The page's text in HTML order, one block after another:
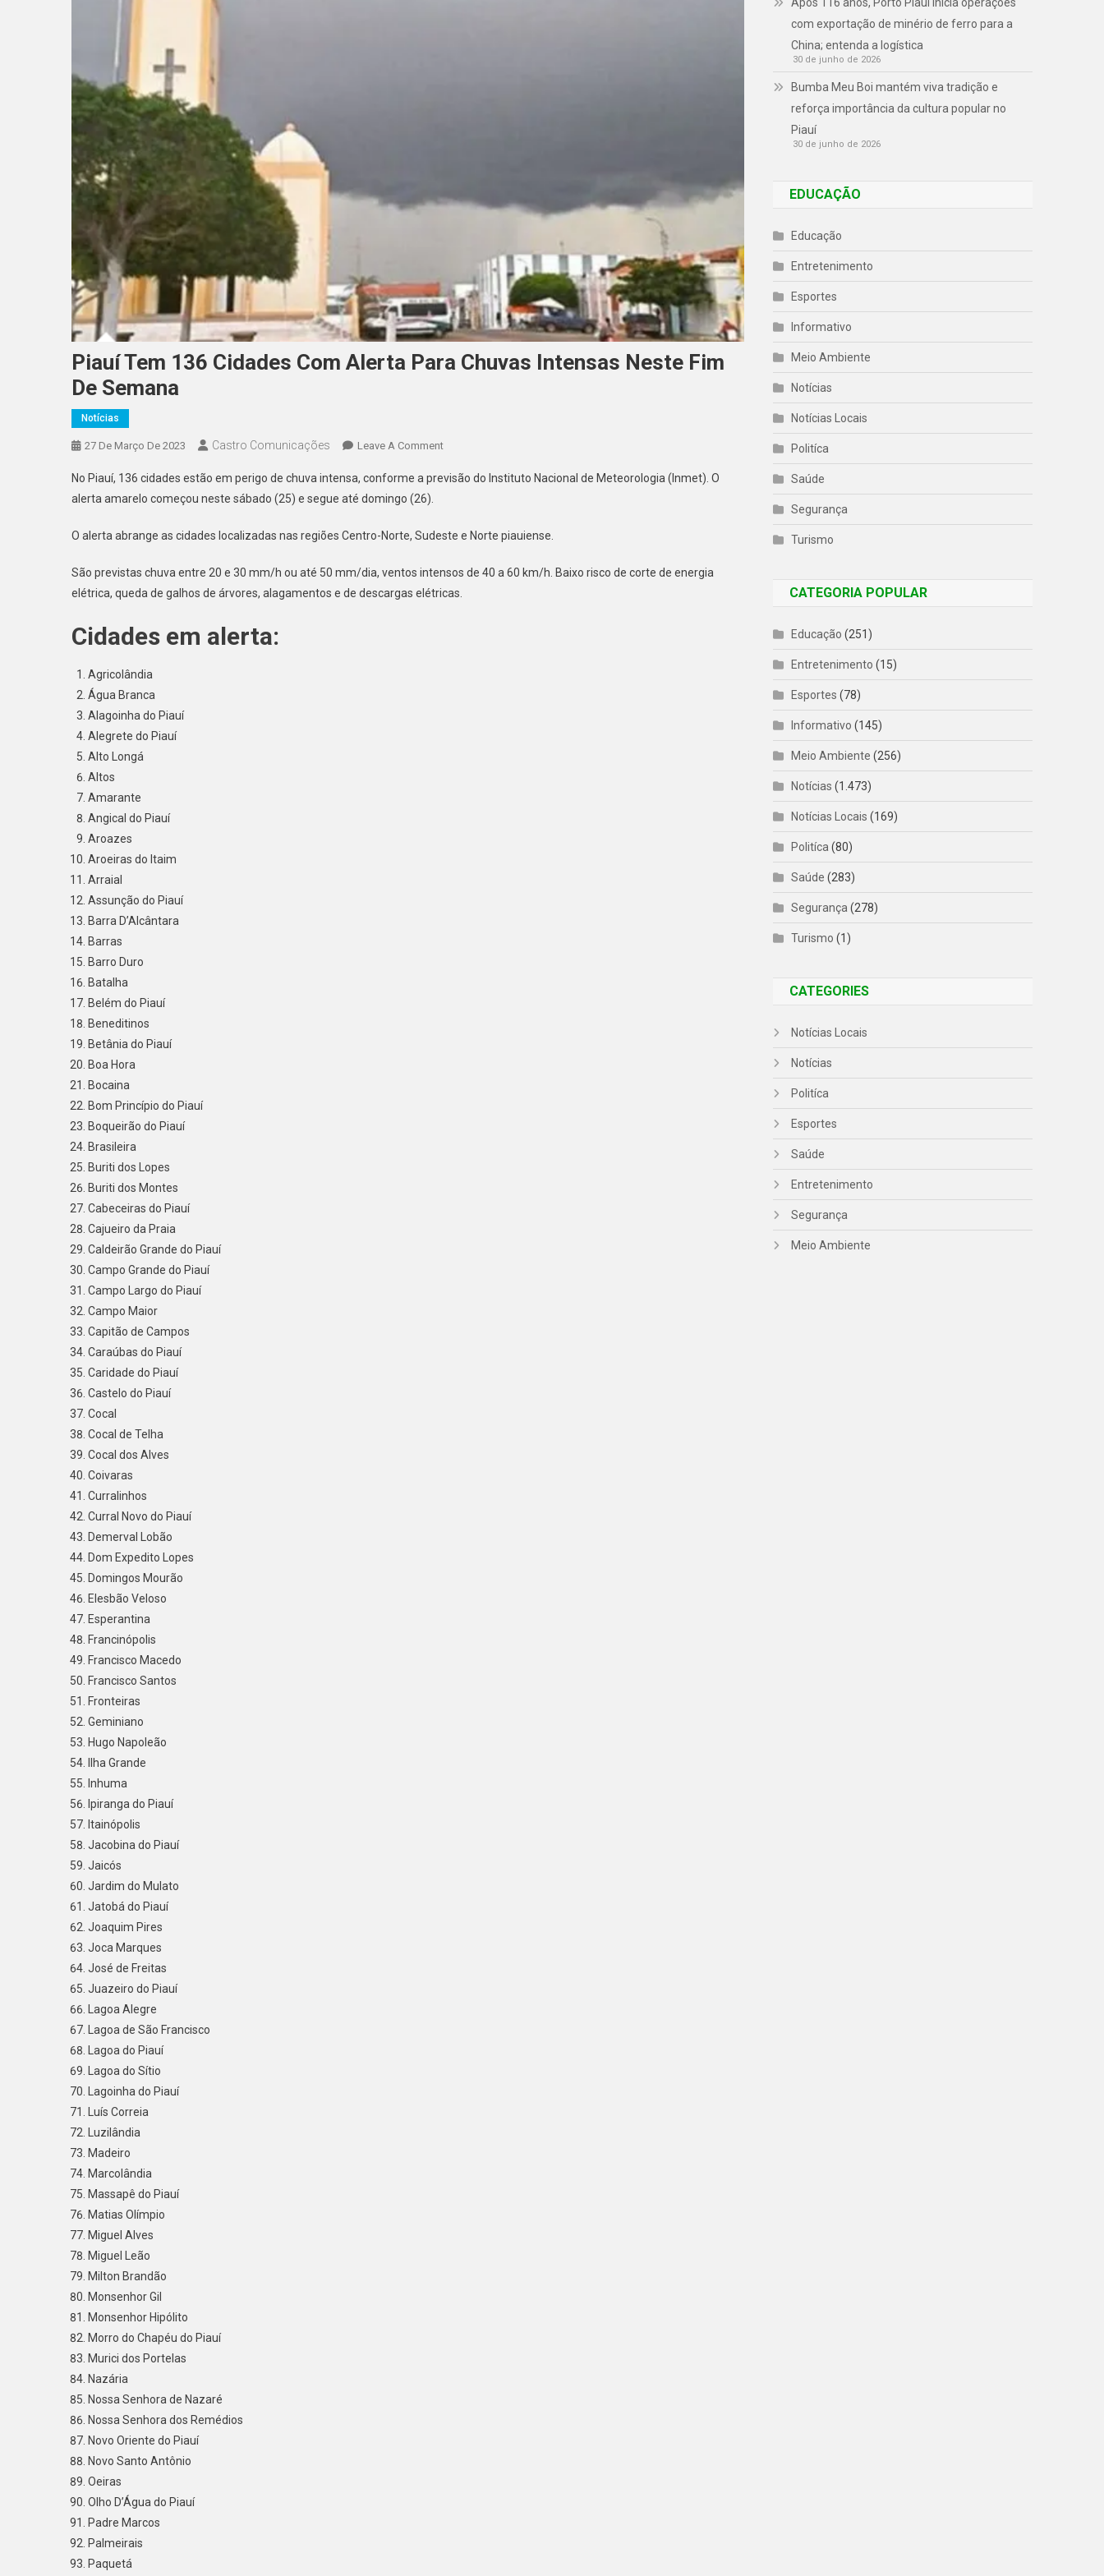
Piauí Tem 136 Cidades Com Alerta Para Chuvas Intensas Neste Fim
De Semana
Notícias
27 De Março De 2023 Castro Comunicações Leave A Comment
No Piauí, 136 cidades estão em perigo de chuva intensa, conforme a previsão do Instituto Nacional de Meteorologia (Inmet). O
alerta amarelo começou neste sábado (25) e segue até domingo (26).
O alerta abrange as cidades localizadas nas regiões Centro-Norte, Sudeste e Norte piauiense.
São previstas chuva entre 20 e 30 mm/h ou até 50 mm/dia, ventos intensos de 40 a 60 km/h. Baixo risco de corte de energia
elétrica, queda de galhos de árvores, alagamentos e de descargas elétricas.
Cidades em alerta:
Agricolândia
Água Branca
Alagoinha do Piauí
Alegrete do Piauí
Alto Longá
Altos
Amarante
Angical do Piauí
Aroazes
Aroeiras do Itaim
Arraial
Assunção do Piauí
Barra D’Alcântara
Barras
Barro Duro
Batalha
Belém do Piauí
Beneditinos
Betânia do Piauí
Boa Hora
Bocaina
Bom Princípio do Piauí
Boqueirão do Piauí
Brasileira
Buriti dos Lopes
Buriti dos Montes
Cabeceiras do Piauí
Cajueiro da Praia
Caldeirão Grande do Piauí
Campo Grande do Piauí
Campo Largo do Piauí
Campo Maior
Capitão de Campos
Caraúbas do Piauí
Caridade do Piauí
Castelo do Piauí
Cocal
Cocal de Telha
Cocal dos Alves
Coivaras
Curralinhos
Curral Novo do Piauí
Demerval Lobão
Dom Expedito Lopes
Domingos Mourão
Elesbão Veloso
Esperantina
Francinópolis
Francisco Macedo
Francisco Santos
Fronteiras
Geminiano
Hugo Napoleão
Ilha Grande
Inhuma
Ipiranga do Piauí
Itainópolis
Jacobina do Piauí
Jaicós
Jardim do Mulato
Jatobá do Piauí
Joaquim Pires
Joca Marques
José de Freitas
Juazeiro do Piauí
Lagoa Alegre
Lagoa de São Francisco
Lagoa do Piauí
Lagoa do Sítio
Lagoinha do Piauí
Luís Correia
Luzilândia
Madeiro
Marcolândia
Massapê do Piauí
Matias Olímpio
Miguel Alves
Miguel Leão
Milton Brandão
Monsenhor Gil
Monsenhor Hipólito
Morro do Chapéu do Piauí
Murici dos Portelas
Nazária
Nossa Senhora de Nazaré
Nossa Senhora dos Remédios
Novo Oriente do Piauí
Novo Santo Antônio
Oeiras
Olho D’Água do Piauí
Padre Marcos
Palmeirais
Paquetá
com exportação de minério de ferro para a
China; entenda a logística
30 de junho de 2026
Bumba Meu Boi mantém viva tradição e
reforça importância da cultura popular no
Piauí
30 de junho de 2026
EDUCAÇÃO
Educação
Entretenimento
Esportes
Informativo
Meio Ambiente
Notícias
Notícias Locais
Politíca
Saúde
Segurança
Turismo
CATEGORIA POPULAR
Educação (251)
Entretenimento (15)
Esportes (78)
Informativo (145)
Meio Ambiente (256)
Notícias (1.473)
Notícias Locais (169)
Politíca (80)
Saúde (283)
Segurança (278)
Turismo (1)
CATEGORIES
Notícias Locais
Notícias
Politíca
Esportes
Saúde
Entretenimento
Segurança
Meio Ambiente